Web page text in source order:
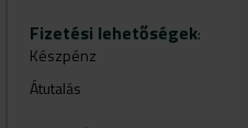
Szolgáltatásaim: kozmetikai
(manuális és elektrokozmetikai),
Biotűs mikroneedling, Image
Dermaline, Dr. Juchheim, márkák
Fizetési lehetőségek:
Készpénz
Átutalás